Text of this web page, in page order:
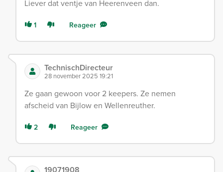
Liever dat ventje van Heerenveen dan.
1 Reageer
TechnischDirecteur
28 november 2025 19:21
Ze gaan gewoon voor 2 keepers. Ze nemen
afscheid van Bijlow en Wellenreuther.
2 Reageer
19071908